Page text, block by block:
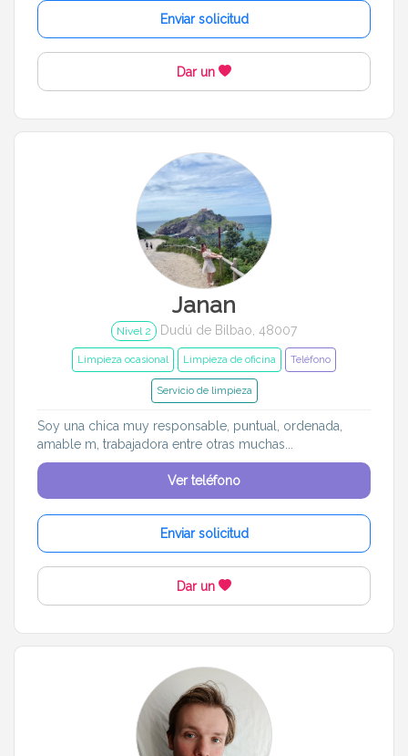
Idiomas del dudú
Enviar solicitud
Dar un
Janan
Nivel 2 Dudú de Bilbao, 48007
Limpieza ocasional Limpieza de oficina Teléfono
Servicio de limpieza
Soy una chica muy responsable, puntual, ordenada,
amable m, trabajadora entre otras muchas...
Ver teléfono
Enviar solicitud
Dar un